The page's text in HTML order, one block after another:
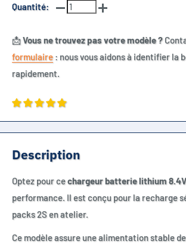
Quantité:
📩Vous ne trouvez pas votre modèle ?
formulaire : nous vous aidons à identifier la
rapidement.
Description
Optez pour cechargeur batterie lithium 8.4V
performance. Il est conçu pour la recharge
packs 2S en atelier.
Ce modèle assure une alimentation stable de